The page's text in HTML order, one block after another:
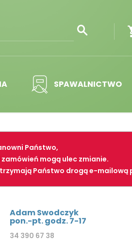
SPAWALNICTWO
Państwo,
mogą ulec zmianie.
Państwo drogą e-mailową
Adam Swodczyk
pon.-pt. godz. 7-17
34 390 67 38